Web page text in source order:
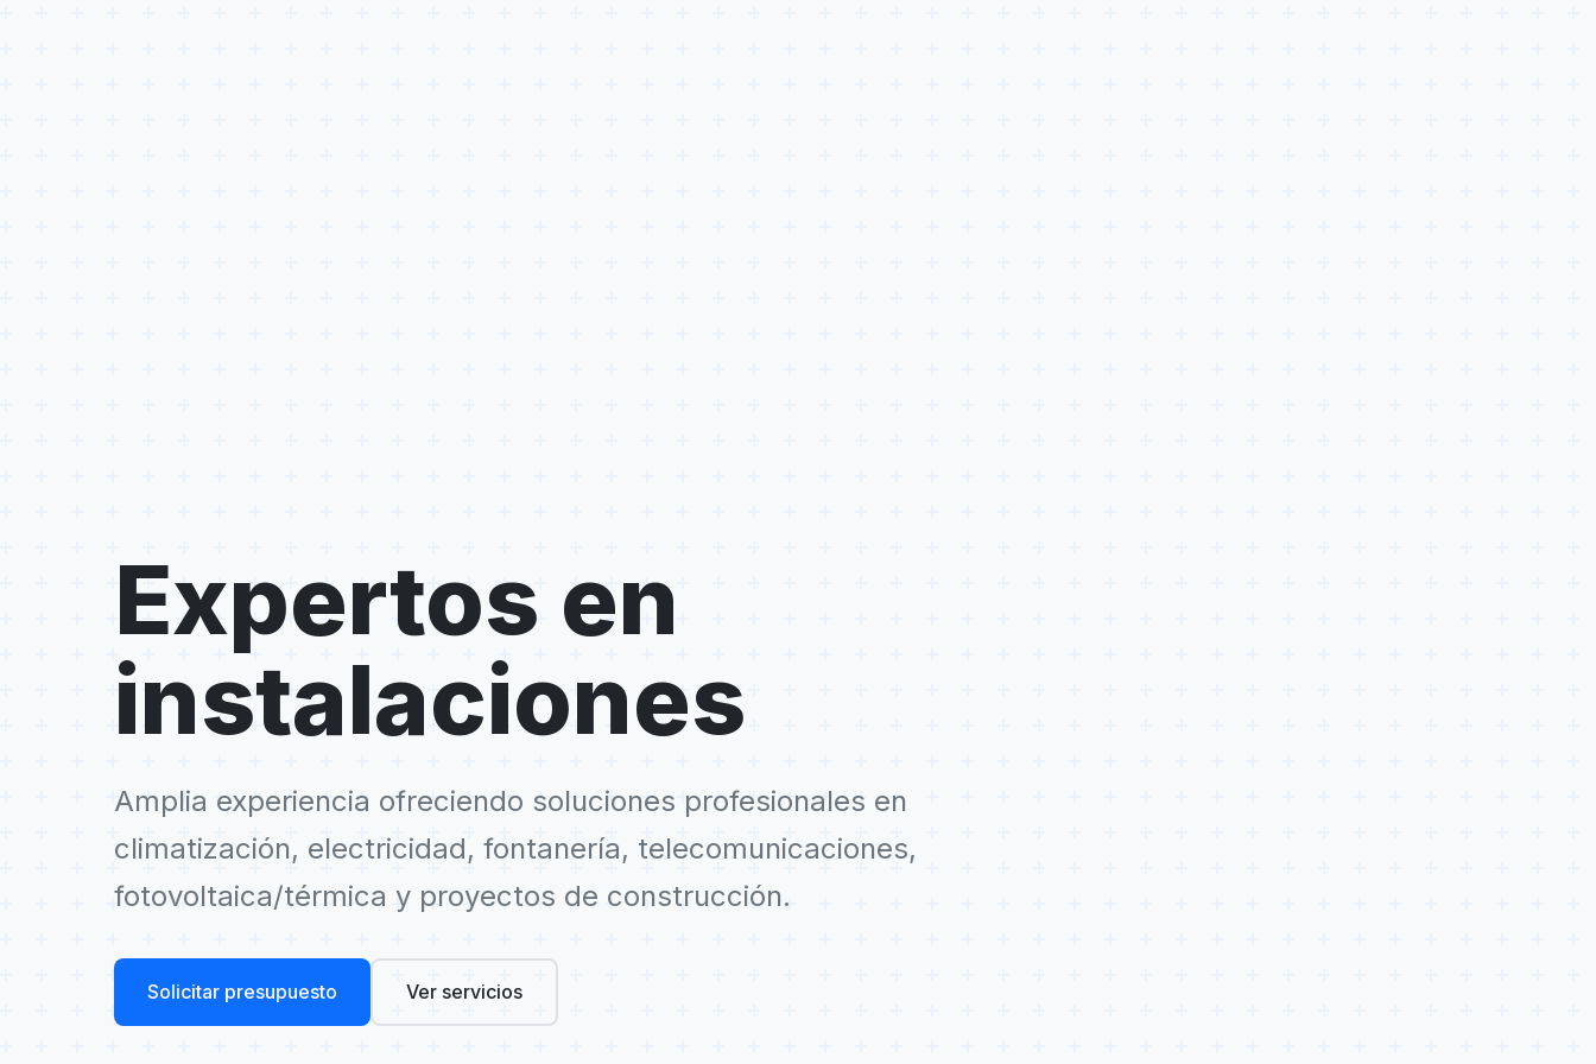
Expertos en
instalaciones
Amplia experiencia ofreciendo soluciones profesionales en
climatización, electricidad, fontanería, telecomunicaciones,
fotovoltaica/térmica y proyectos de construcción.
Solicitar presupuesto Ver servicios